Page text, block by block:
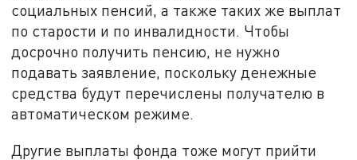
социальных пенсий, а также таких же выплат
по старости и по инвалидности. Чтобы
досрочно получить пенсию, не нужно
подавать заявление, поскольку денежные
средства будут перечислены получателю в
автоматическом режиме.
Другие выплаты фонда тоже могут прийти